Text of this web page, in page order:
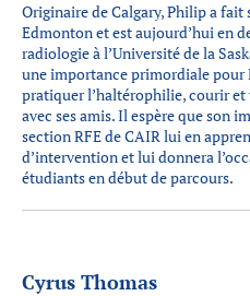
Originaire de Calgary, Philip a fait
Edmonton et est aujourd’hui en
radiologie à l’Université de la
une importance primordiale pour
pratiquer l’haltérophilie, courir et
avec ses amis. Il espère que son
section RFE de CAIR lui en
d’intervention et lui donnera
étudiants en début de parcours.
Cyrus Thomas